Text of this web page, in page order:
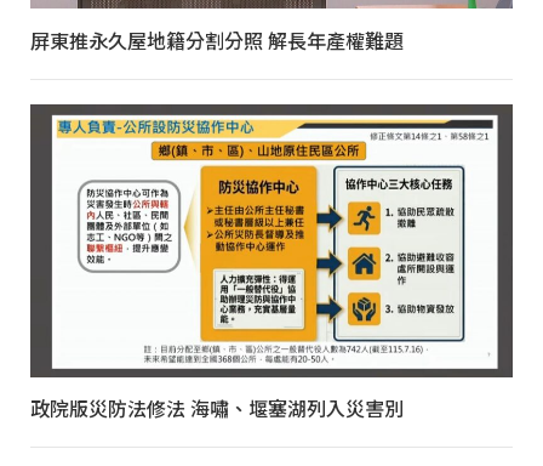
屏東推永久屋地籍分割分照 解長年產權難題
政院版災防法修法 海嘯、堰塞湖列入災害別